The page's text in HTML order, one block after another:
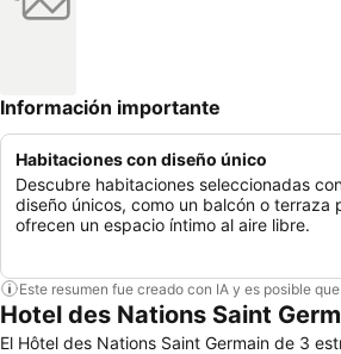
Información importante
Habitaciones con diseño único
Descubre habitaciones seleccionadas
diseño únicos, como un balcón o terraza
ofrecen un espacio íntimo al aire libre.
Este resumen fue creado con IA y es posible
Hotel des Nations Saint
El Hôtel des Nations Saint Germain de 3